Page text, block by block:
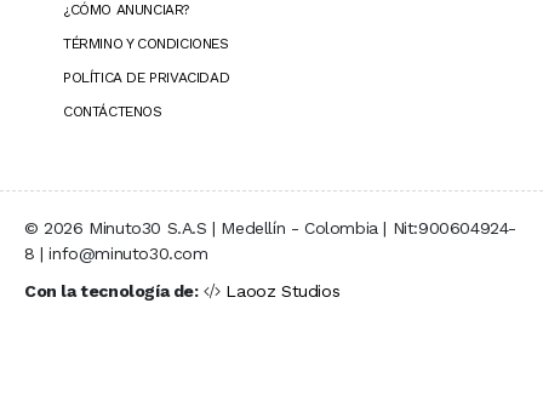
¿CÓMO ANUNCIAR?
TÉRMINO Y CONDICIONES
POLÍTICA DE PRIVACIDAD
CONTÁCTENOS
© 2026 Minuto30 S.A.S | Medellín - Colombia | Nit:900604924-
8 | info@minuto30.com
Con la tecnología de:
Laooz Studios